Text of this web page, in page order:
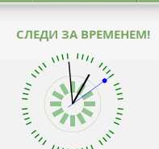
СЛЕДИ ЗА ВРЕМЕНЕМ!